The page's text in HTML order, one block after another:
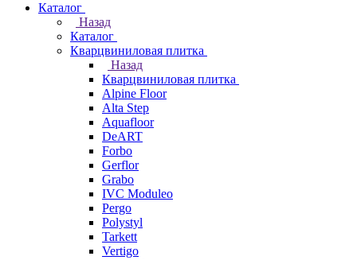
Каталог
Назад
Каталог
Кварцвиниловая плитка
Назад
Кварцвиниловая плитка
Alpine Floor
Alta Step
Aquafloor
DeART
Forbo
Gerflor
Grabo
IVC Moduleo
Pergo
Polystyl
Tarkett
Vertigo